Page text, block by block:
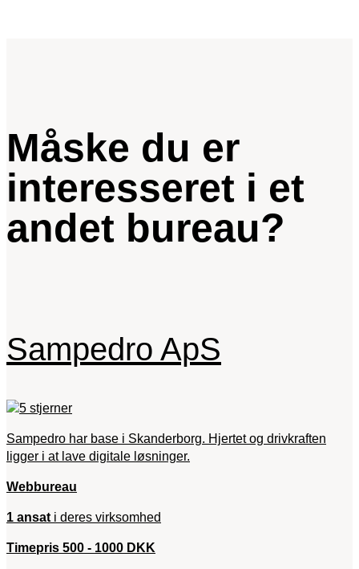
Måske du er
interesseret i et
andet bureau?
Sampedro ApS
Sampedro har base i Skanderborg. Hjertet og drivkraften
ligger i at lave digitale løsninger.
Webbureau
1 ansat i deres virksomhed
Timepris 500 - 1000 DKK